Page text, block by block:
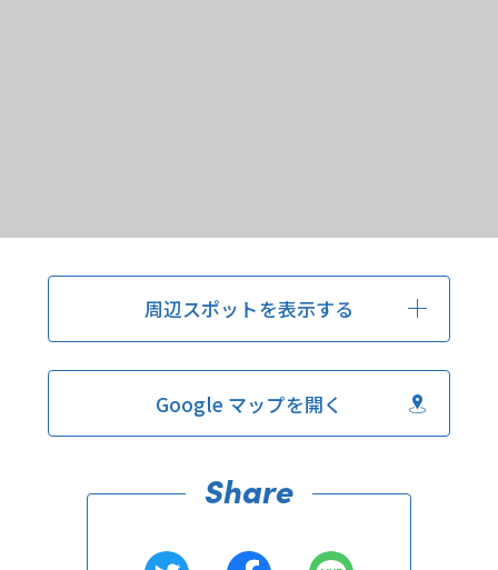
周辺スポットを表示する
Google マップを開く